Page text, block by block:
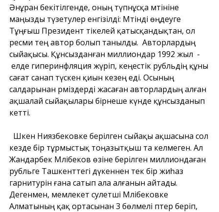
Әнұран бекітілгенде, оның түпнұсқа мәтініне
маңызды түзетулер енгізілді: Мәтінді өңдеуге
Тұңғыш Президент тікелей қатысқандықтан, ол
ресми тең автор болып танылды. Авторлардың
сыйақысы. Құнсызданған миллиондар 1992 жыл -
елде гиперинфляция жүріп, кеңестік рубльдің құны
сағат санап түскен қиын кезең еді. Осының
салдарынан рәміздерді жасаған авторлардың алған
ақшалай сыйақылары бірнеше күнде құнсызданып
кетті.
Шәкен Ниязбековке берілген сыйақы ақшасына сол
кезде бір тұрмыстық тоңазытқыш та келмеген. Ал
Жандарбек Мәлібеков өзіне берілген миллиондаған
рубльге Ташкенттегі дүкеннен тек бір жиһаз
гарнитурін ғана сатып ала алғанын айтады.
Дегенмен, мемлекет сәулетші Мәлібековке
Алматының қақ ортасынан 3 бөлмелі пәтер беріп,